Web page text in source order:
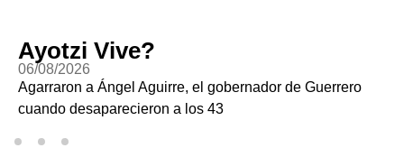
Ayotzi Vive?
06/08/2026
Agarraron a Ángel Aguirre, el gobernador de Guerrero
cuando desaparecieron a los 43